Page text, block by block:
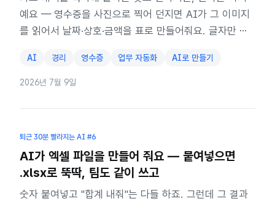
예요 — 영수증을 사진으로 찍어 던지면 AI가 그 이미지
를 읽어서 날짜·상호·금액을 표로 만들어줘요. 글자만 읽
AI 경리 영수증 업무 자동화 AI로 만들기
2026년 7월 9일
퇴근 30분 빨라지는 AI #6
AI가 엑셀 파일을 만들어 줘요 — 붙여넣으면
.xlsx로 뚝딱, 팀도 같이 쓰고
숫자 붙여넣고 "합계 내줘"는 다들 하죠. 그런데 그 결과